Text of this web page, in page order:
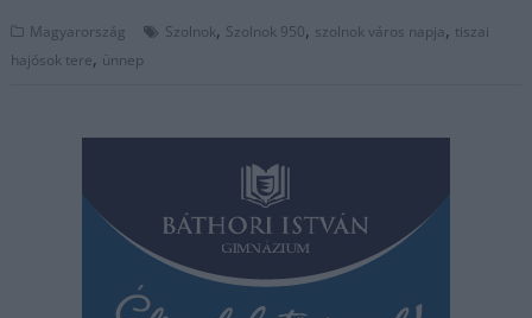
Magyarország Szolnok, Szolnok 950, szolnok város napja, tiszai
hajósok tere, ünnep